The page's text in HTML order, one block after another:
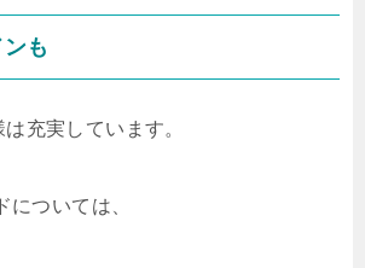
も
充実しています。
については、